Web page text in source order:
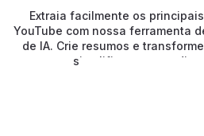
Extraia facilmente os
YouTube com nossa ferramenta
de IA. Crie resumos e
simplificar o